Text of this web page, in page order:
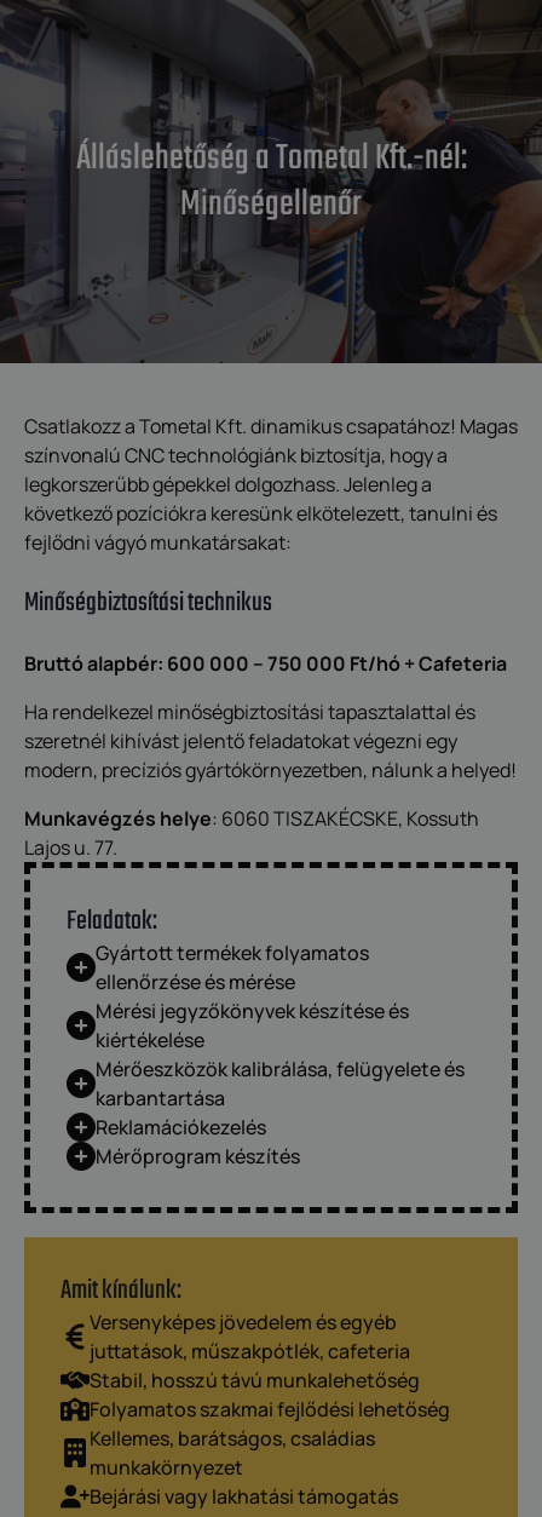
Álláslehetőség a Tometal Kft.-nél:
Minőségellenőr
Csatlakozz a Tometal Kft. dinamikus csapatához! Magas
színvonalú CNC technológiánk biztosítja, hogy a
legkorszerűbb gépekkel dolgozhass. Jelenleg a
következő pozíciókra keresünk elkötelezett, tanulni és
fejlődni vágyó munkatársakat:
Minőségbiztosítási technikus
Bruttó alapbér: 600 000 – 750 000 Ft/hó + Cafeteria
Ha rendelkezel minőségbiztosítási tapasztalattal és
szeretnél kihívást jelentő feladatokat végezni egy
modern, precíziós gyártókörnyezetben, nálunk a helyed!
Munkavégzés helye: 6060 TISZAKÉCSKE, Kossuth
Lajos u. 77.
Feladatok:
Gyártott termékek folyamatos
ellenőrzése és mérése
Mérési jegyzőkönyvek készítése és
kiértékelése
Mérőeszközök kalibrálása, felügyelete és
karbantartása
Reklamációkezelés
Mérőprogram készítés
Amit kínálunk:
Versenyképes jövedelem és egyéb
juttatások, műszakpótlék, cafeteria
Stabil, hosszú távú munkalehetőség
Folyamatos szakmai fejlődési lehetőség
Kellemes, barátságos, családias
munkakörnyezet
Bejárási vagy lakhatási támogatás